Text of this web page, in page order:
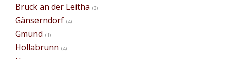
Bruck an der Leitha (3)
Gänserndorf (4)
Gmünd (1)
Hollabrunn (4)